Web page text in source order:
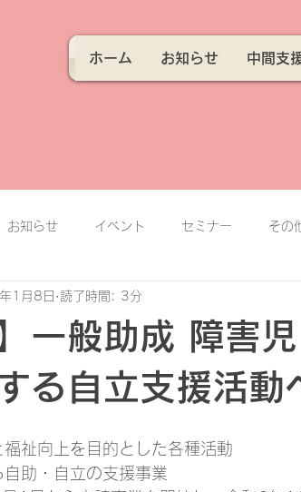
ホーム お知らせ 中間支
お知らせ イベント セミナー その
一般助成 障害
る自立支援活動
1月8日 読了時間: 3分
祉向上を目的とした各種活動
助・自立の支援事業